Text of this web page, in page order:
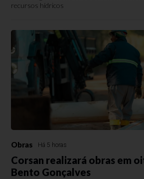
recursos hídricos
Obras Há 5 horas
Corsan realizará obras em
Bento Gonçalves